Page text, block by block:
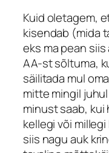
Kuid oletagem,
kisendab (mida
eks ma pean
AA-st sõltuma,
säilitada mul
mitte mingil
minust saab, kui
kellegi või
siis nagu auk